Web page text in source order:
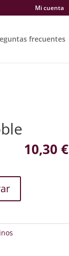
Mi cuenta
frecuentes
10,30€